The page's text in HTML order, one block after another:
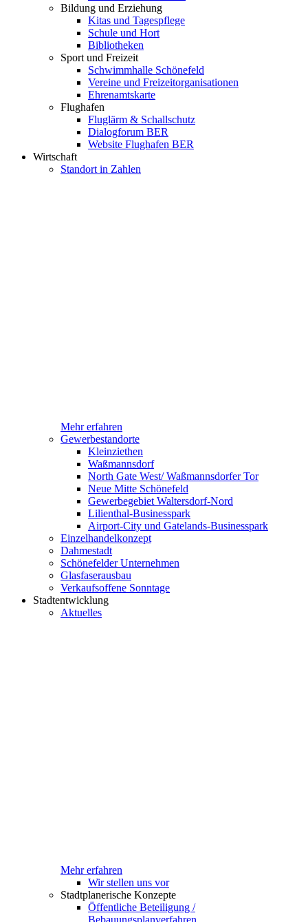
Bildung und Erziehung
Kitas und Tagespflege
Schule und Hort
Bibliotheken
Sport und Freizeit
Schwimmhalle Schönefeld
Vereine und Freizeitorganisationen
Ehrenamtskarte
Flughafen
Fluglärm & Schallschutz
Dialogforum BER
Website Flughafen BER
Wirtschaft
Standort in Zahlen
Mehr erfahren
Gewerbestandorte
Kleinziethen
Waßmannsdorf
North Gate West/ Waßmannsdorfer Tor
Neue Mitte Schönefeld
Gewerbegebiet Waltersdorf-Nord
Lilienthal-Businesspark
Airport-City und Gatelands-Businesspark
Einzelhandelkonzept
Dahmestadt
Schönefelder Unternehmen
Glasfaserausbau
Verkaufsoffene Sonntage
Stadtentwicklung
Aktuelles
Mehr erfahren
Wir stellen uns vor
Stadtplanerische Konzepte
Öffentliche Beteiligung /
Bebauungsplanverfahren